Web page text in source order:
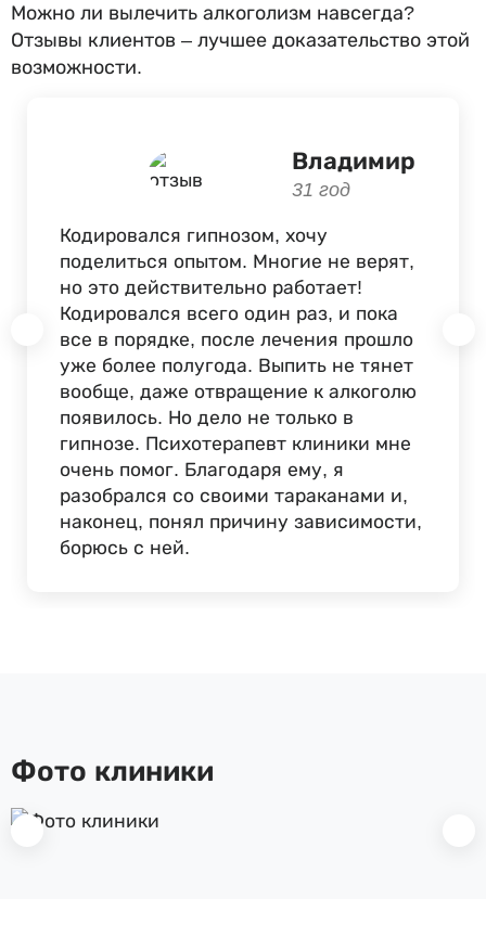
Можно ли вылечить алкоголизм навсегда?
Отзывы клиентов – лучшее доказательство этой
возможности.
Владимир
31 год
Кодировался гипнозом, хочу
поделиться опытом. Многие не верят,
но это действительно работает!
Кодировался всего один раз, и пока
все в порядке, после лечения прошло
уже более полугода. Выпить не тянет
вообще, даже отвращение к алкоголю
появилось. Но дело не только в
гипнозе. Психотерапевт клиники мне
очень помог. Благодаря ему, я
разобрался со своими тараканами и,
наконец, понял причину зависимости,
борюсь с ней.
Фото клиники